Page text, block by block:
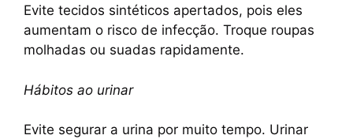
Evite tecidos sintéticos apertados, pois eles
aumentam o risco de infecção. Troque roupas
molhadas ou suadas rapidamente.
Hábitos ao urinar
Evite segurar a urina por muito tempo. Urinar